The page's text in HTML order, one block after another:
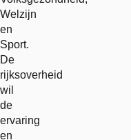
Welzijn
en
Sport.
De
rijksoverheid
wil
de
ervaring
en